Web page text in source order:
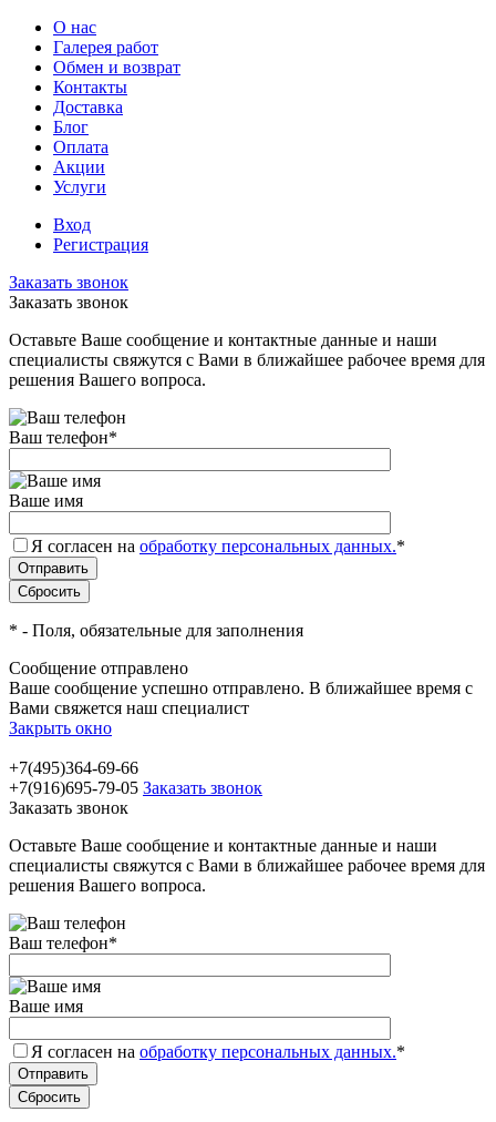
О нас
Галерея работ
Обмен и возврат
Контакты
Доставка
Блог
Оплата
Акции
Услуги
Вход
Регистрация
Заказать звонок
Заказать звонок
Оставьте Ваше сообщение и контактные данные и наши
специалисты свяжутся с Вами в ближайшее рабочее время для
решения Вашего вопроса.
Ваш телефон*
Ваше имя
Я согласен на обработку персональных данных.*
* - Поля, обязательные для заполнения
Сообщение отправлено
Ваше сообщение успешно отправлено. В ближайшее время с
Вами свяжется наш специалист
Закрыть окно
+7(495)364-69-66
+7(916)695-79-05 Заказать звонок
Заказать звонок
Оставьте Ваше сообщение и контактные данные и наши
специалисты свяжутся с Вами в ближайшее рабочее время для
решения Вашего вопроса.
Ваш телефон*
Ваше имя
Я согласен на обработку персональных данных.*